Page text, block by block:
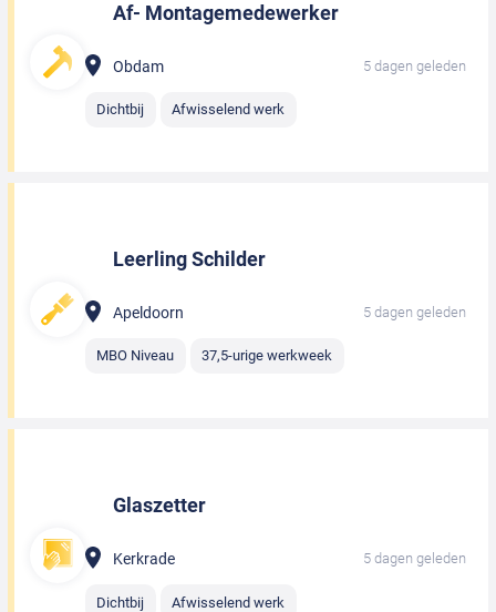
Af- Montagemedewerker
Obdam 5 dagen geleden
Dichtbij Afwisselend werk
Leerling Schilder
Apeldoorn 5 dagen geleden
MBO Niveau 37,5-urige werkweek
Glaszetter
Kerkrade 5 dagen geleden
Dichtbij Afwisselend werk